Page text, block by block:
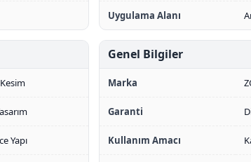
Uygulama Alanı
Yapı
Genel Bilgiler
Marka
Garanti
Kullanım Amacı